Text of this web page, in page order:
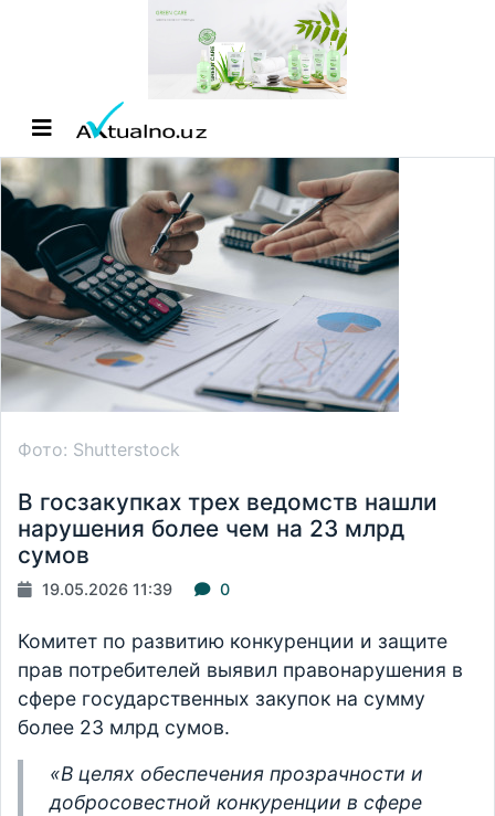
Фото: Shutterstock
В госзакупках трех ведомств нашли
нарушения более чем на 23 млрд
сумов
19.05.2026 11:39 0
Комитет по развитию конкуренции и защите
прав потребителей выявил правонарушения в
сфере государственных закупок на сумму
более 23 млрд сумов.
«В целях обеспечения прозрачности и
добросовестной конкуренции в сфере